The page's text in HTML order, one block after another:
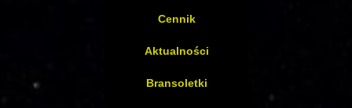
Cennik
Aktualności
Bransoletki